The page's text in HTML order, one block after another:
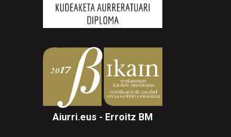
Aiurri.eus - Erroitz BM